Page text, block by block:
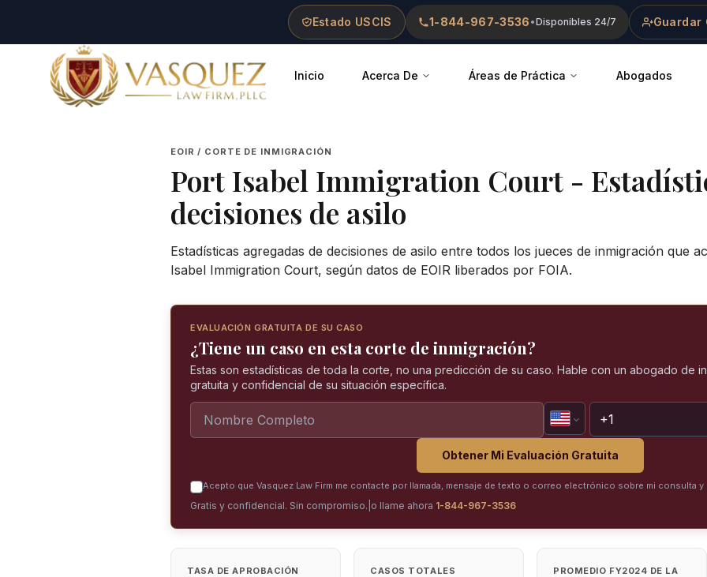
Estado USCIS 1-844-967-3536 •Disponibles 24/7 Guardar
Vasquez Law Firm - Home
Inicio Acerca De Áreas de Práctica Abogados
EOIR / CORTE DE INMIGRACIÓN
Port Isabel Immigration Court -
decisiones de asilo
Estadísticas agregadas de decisiones de asilo entre todos los jueces de inmigración que
Isabel Immigration Court, según datos de EOIR liberados por FOIA.
EVALUACIÓN GRATUITA DE SU CASO
¿Tiene un caso en esta corte de inmigración?
Estas son estadísticas de toda la corte, no una predicción de su caso. Hable con un abogado de
gratuita y confidencial de su situación específica.
Obtener Mi Evaluación Gratuita
Acepto que Vasquez Law Firm me contacte por llamada, mensaje de texto o correo electrónico sobre mi consulta
Gratis y confidencial. Sin compromiso. o llame ahora 1-844-967-3536
TASA DE APROBACIÓN
CASOS TOTALES
PROMEDIO FY2024 DE LA